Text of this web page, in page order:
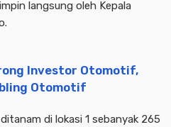
langsung oleh Kepala
Investor Otomotif,
Otomotif
di lokasi 1 sebanyak 265